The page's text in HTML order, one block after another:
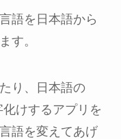
語を日本語から
す。
り、日本語の
けするアプリを
語を変えてあげ